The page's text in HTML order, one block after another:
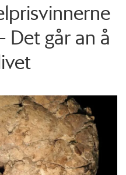
Det går an å